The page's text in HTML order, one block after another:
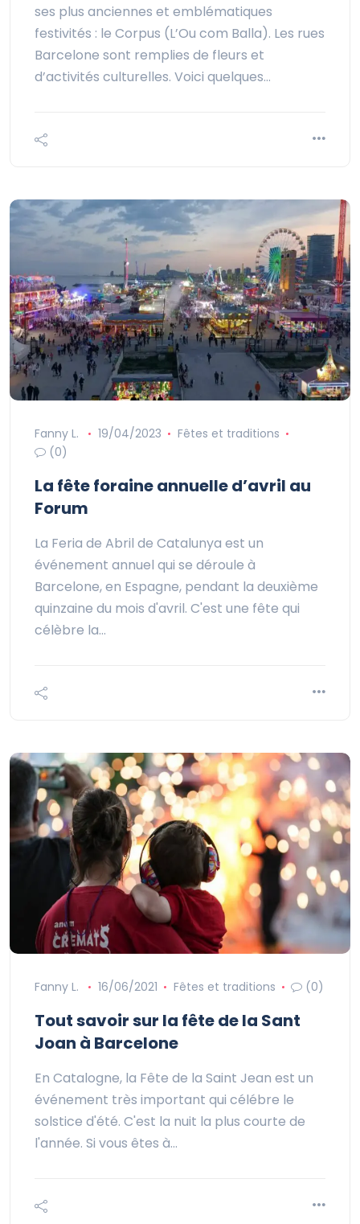
ses plus anciennes et emblématiques
festivités : le Corpus (L’Ou com Balla). Les rues
Barcelone sont remplies de fleurs et
d’activités culturelles. Voici quelques…
Fanny L. 19/04/2023
Fêtes et traditions
(0)
La fête foraine annuelle d’avril au
Forum
La Feria de Abril de Catalunya est un
événement annuel qui se déroule à
Barcelone, en Espagne, pendant la deuxième
quinzaine du mois d'avril. C'est une fête qui
célèbre la…
Fanny L. 16/06/2021 Fêtes et traditions (0)
Tout savoir sur la fête de la Sant
Joan à Barcelone
En Catalogne, la Fête de la Saint Jean est un
événement très important qui célébre le
solstice d'été. C'est la nuit la plus courte de
l'année. Si vous êtes à…